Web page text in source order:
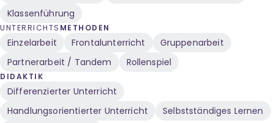
Klassenführung
UNTERRICHTS METHODEN
Einzelarbeit Frontalunterricht
Gruppenarbeit
Partnerarbeit / Tandem
Rollenspiel
DIDAKTIK
Differenzierter Unterricht
Handlungsorientierter Unterricht
Selbstständiges Lernen